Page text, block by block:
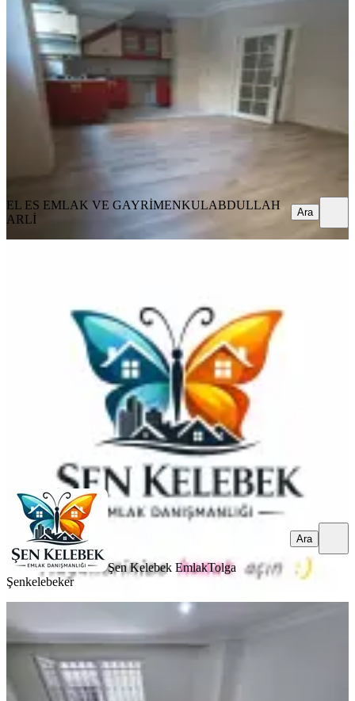
Yanıbaşında Kiralik Bahçe Katı
Eyüpsultan, Güzeltepe Mahallesi
2+1·80 m²·Bahçe katı 30.07.2026
25.000 ₺
EL ES EMLAK VE GAYRİMENKULABDULLAH
ARLİ
Ara
Eyüpsultan, Güzeltepe Mahallesi
3+1·135 m² ·2. Kat·23.07.2026
37.000 ₺
Şen Kelebek EmlakTolga Şenkelebeker
Şen Kelebek EmlakTolga
Şenkelebeker
Ara
Şahin İnşaat Güzeltepe 2+1 Ferah
80m2
Eyüpsultan, Güzeltepe Mahallesi